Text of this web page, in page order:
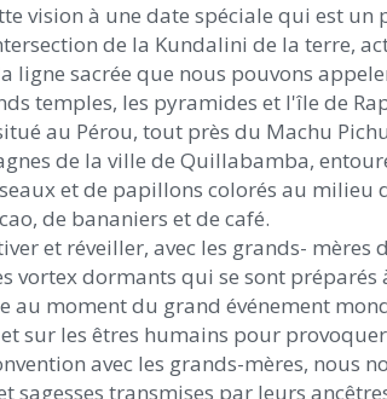
vision à une date spéciale qui est un
de la Kundalini de la terre,
ligne sacrée que nous pouvons
temples, les pyramides et l'île de
au Pérou, tout près du Machu
de la ville de Quillabamba,
et de papillons colorés au milieu
de bananiers et de café.
et réveiller, avec les grands- mères
vortex dormants qui se sont préparés
au moment du grand événement
sur les êtres humains pour
avec les grands-mères, nous
sagesses transmises par leurs